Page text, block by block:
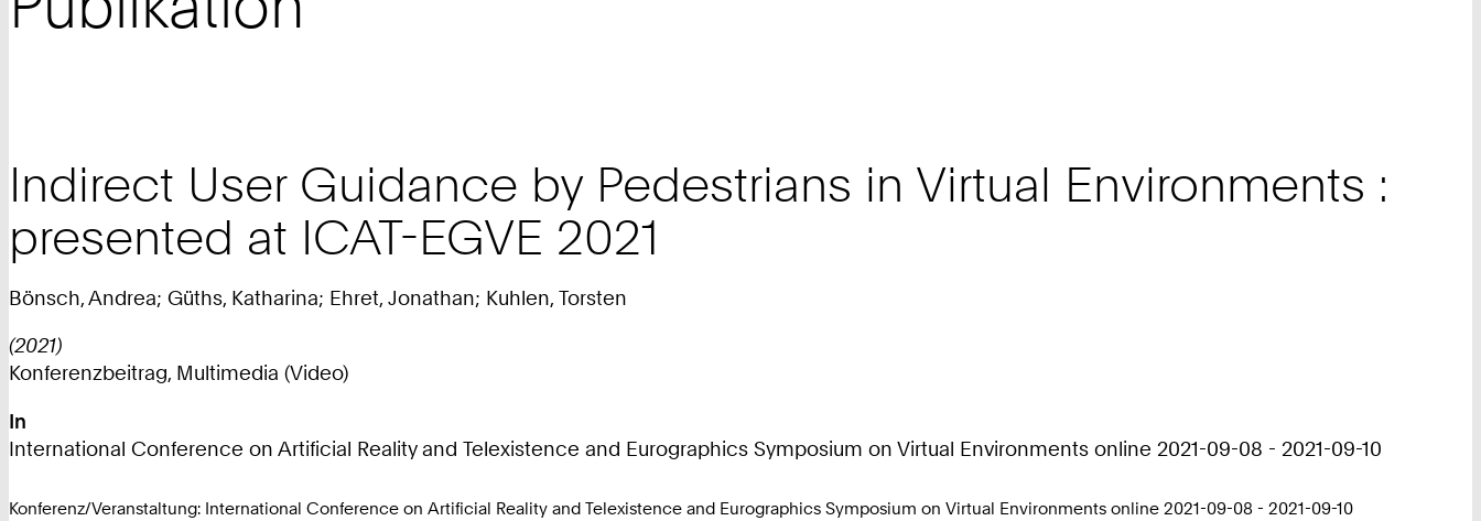
Indirect User Guidance by Pedestrians in Virtual Environments :
presented at ICAT-EGVE 2021
Bönsch, Andrea; Güths, Katharina; Ehret, Jonathan; Kuhlen, Torsten
(2021)
Konferenzbeitrag, Multimedia (Video)
In
International Conference on Artificial Reality and Telexistence and Eurographics Symposium on Virtual Environments online 2021-09-08 - 2021-09-10
Konferenz/Veranstaltung: International Conference on Artificial Reality and Telexistence and Eurographics Symposium on Virtual Environments online 2021-09-08 - 2021-09-10